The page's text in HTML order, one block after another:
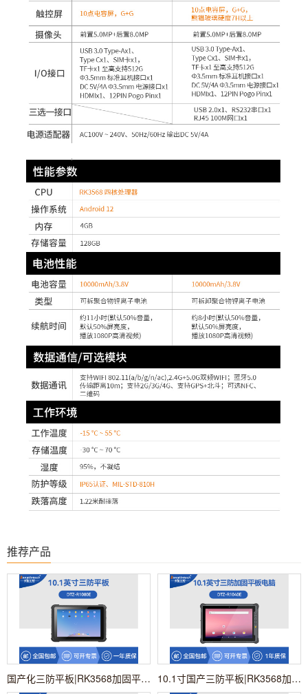
推荐产品
国产化三防平板|RK3568加固平板电脑|安卓系统|DTZ-R1080E 10.1寸国产三防平板|RK3568加固平板电脑|DTZ-R1040E